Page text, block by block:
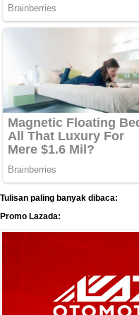
Tulisan paling banyak dibaca:
Promo Lazada: